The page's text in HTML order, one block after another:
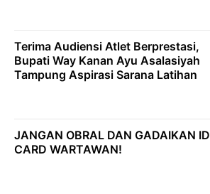
Terima Audiensi Atlet Berprestasi,
Bupati Way Kanan Ayu Asalasiyah
Tampung Aspirasi Sarana Latihan
JANGAN OBRAL DAN GADAIKAN ID
CARD WARTAWAN!